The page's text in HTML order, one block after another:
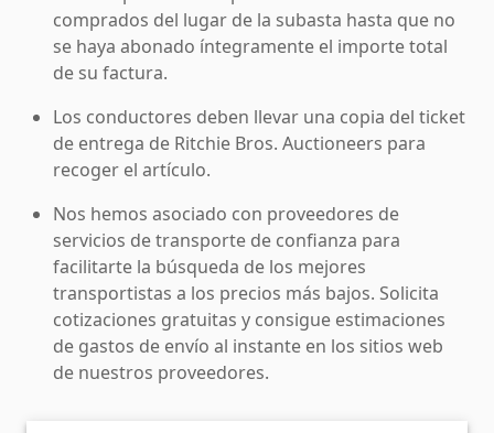
comprados del lugar de la subasta hasta que no
se haya abonado íntegramente el importe total
de su factura.
Los conductores deben llevar una copia del ticket
de entrega de Ritchie Bros. Auctioneers para
recoger el artículo.
Nos hemos asociado con proveedores de
servicios de transporte de confianza para
facilitarte la búsqueda de los mejores
transportistas a los precios más bajos. Solicita
cotizaciones gratuitas y consigue estimaciones
de gastos de envío al instante en los sitios web
de nuestros proveedores.